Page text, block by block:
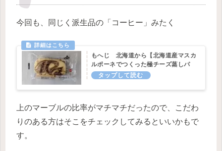
今回も、同じく派生品の「コーヒー」みたく
もへじ 北海道から【北海道産マスカ
ルポーネでつくった極チーズ蒸しパ
ン コーヒー】
上のマーブルの比率がマチマチだったので、こだわ
りのある方はそこをチェックしてみるといいかもで
す。